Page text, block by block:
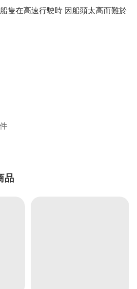
隻在高速行駛時 因船頭太高而難於
品